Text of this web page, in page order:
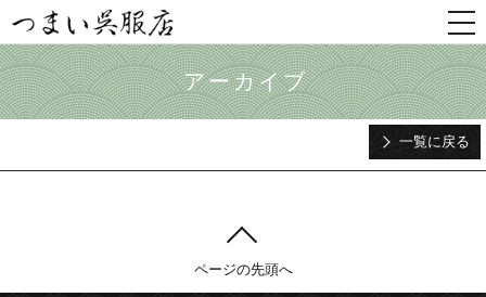
アーカイブ
一覧に戻る
ページの先頭へ